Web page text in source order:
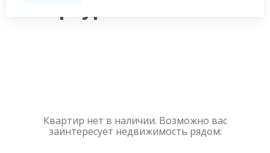
Квартир нет в наличии. Возможно вас
заинтересует недвижимость рядом: